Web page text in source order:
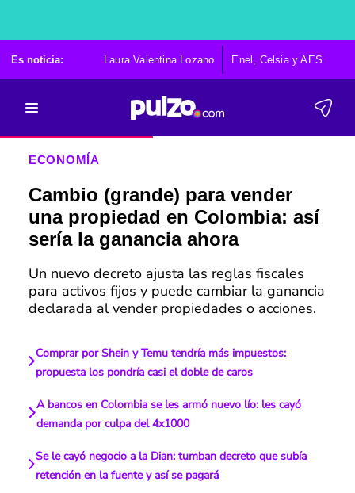
Es noticia: Laura Valentina Lozano Enel, Celsia y AES
ECONOMÍA
Cambio (grande) para vender
una propiedad en Colombia: así
sería la ganancia ahora
Un nuevo decreto ajusta las reglas fiscales
para activos fijos y puede cambiar la ganancia
declarada al vender propiedades o acciones.
Comprar por Shein y Temu tendría más impuestos:
propuesta los pondría casi el doble de caros
A bancos en Colombia se les armó nuevo lío: les cayó
demanda por culpa del 4x1000
Se le cayó negocio a la Dian: tumban decreto que subía
retención en la fuente y así se pagará